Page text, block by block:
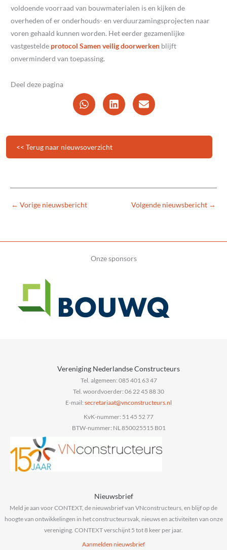
voldoende voorraad van bouwmaterialen is en kijken de
overheden of er onderhouds- en verduurzamingsprojecten naar
voren gehaald kunnen worden. Het eerder gezamenlijke
vastgestelde protocol Samen veilig doorwerken blijft
onverminderd van toepassing.
Deel deze pagina
<< Terug naar nieuwsoverzicht
← Vorige nieuwsbericht Volgende nieuwsbericht →
Onze sponsors
Vereniging Nederlandse Constructeurs
Tel. algemeen: 085 401 63 47
Tel. woordvoerder: 06 22 45 88 30
E-mail:
ln.sruetcurtsnocnv
@taairaterces
KvK-nummer: 51 45 52 77
BTW-nummer: NL 850025515 B01
Nieuwsbrief
Meld je aan voor CONTEXT, de nieuwsbrief van VNconstructeurs, en blijf op de
hoogte van ontwikkelingen in het constructeursvak, nieuws en activiteiten van onze
vereniging. CONTEXT verschijnt 5 tot 8 keer per jaar.
Aanmelden nieuwsbrief